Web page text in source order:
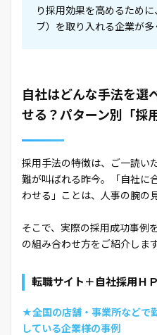
り採用効果を高めるため
ブ）を取り入れる企業が多
自社はどんな手法を選
せる？パターン別「採
採用手法の特徴は、ご一読い
難が叫ばれる昨今。「自社に
わせる」ことは、人事の腕の
そこで、実際の採用成功事例
の組み合わせ方をご紹介します
転職サイト＋自社採用Ｈ
★全国の店舗・事業所などで
している企業様の事例